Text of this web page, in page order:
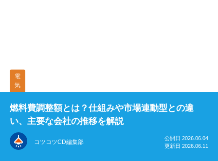
電
気
燃料費調整額とは？仕組みや市場連動型との違
い、主要な会社の推移を解説
コツコツCD編集部
公開日 2026.06.04
更新日 2026.06.11